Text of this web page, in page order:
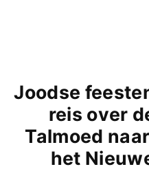
Joodse
reis over
Talmoed
het